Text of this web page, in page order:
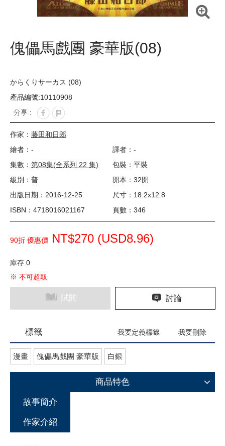
傀儡馬戲團 豪華版(08)
からくりサーカス (08)
產品編號:10110908
分享 :
作家： 藤田和日郎
繪者：-
譯者：-
集數： 第08集(全系列 22 集)
包裝：平裝
級別：普
開本：32開
出版日期：2016-12-25
尺寸：18.2x12.8
ISBN：4718016021167
頁數：346
90折 優惠價 NT$270 (USD8.96)
庫存:0
※ 不可超取
試閱 討論
標籤 我要定義標籤 我要刪除
漫畫 傀儡馬戲團 豪華版 白銀
商品特色
故事簡介
作家介紹